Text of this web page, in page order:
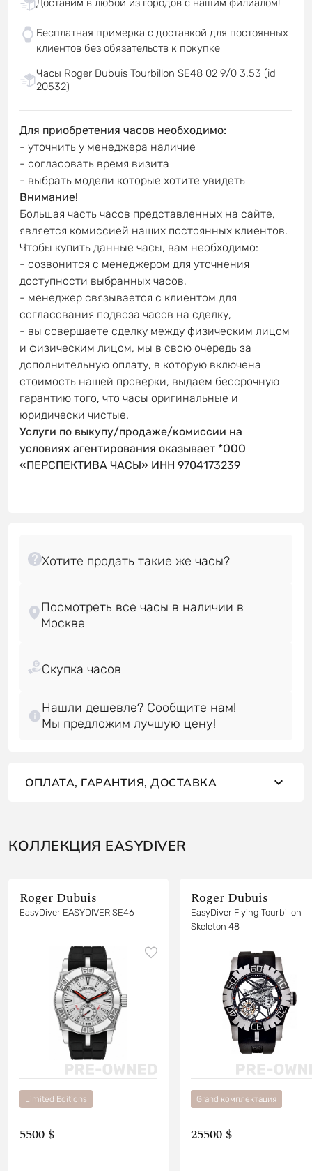
Доставим в любой из городов с нашим филиалом!
Бесплатная примерка с доставкой для постоянных
клиентов без обязательств к покупке
Часы Roger Dubuis Tourbillon SE48 02 9/0 3.53 (id
20532)
Для приобретения часов необходимо:
- уточнить у менеджера наличие
- согласовать время визита
- выбрать модели которые хотите увидеть
Внимание!
Большая часть часов представленных на сайте,
является комиссией наших постоянных клиентов.
Чтобы купить данные часы, вам необходимо:
- созвонится с менеджером для уточнения
доступности выбранных часов,
- менеджер связывается с клиентом для
согласования подвоза часов на сделку,
- вы совершаете сделку между физическим лицом
и физическим лицом, мы в свою очередь за
дополнительную оплату, в которую включена
стоимость нашей проверки, выдаем бессрочную
гарантию того, что часы оригинальные и
юридически чистые.
Услуги по выкупу/продаже/комиссии на
условиях агентирования оказывает *ООО
«ПЕРСПЕКТИВА ЧАСЫ» ИНН 9704173239
Посмотреть все часы в наличии в
Нашли дешевле? Сообщите нам!
Мы предложим лучшую цену!
ОПЛАТА, ГАРАНТИЯ, ДОСТАВКА
КОЛЛЕКЦИЯ EASYDIVER
Roger Dubuis
EasyDiver EASYDIVER SE46
Limited Editions
5500 $
Roger Dubuis
EasyDiver Flying Tourbillon
Skeleton 48
Grand комплектация
25500 $